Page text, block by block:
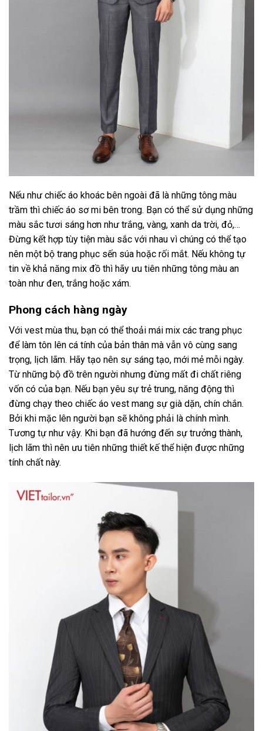
Nếu như chiếc áo khoác bên ngoài đã là những tông màu
trầm thì chiếc áo sơ mi bên trong. Bạn có thể sử dụng những
màu sắc tươi sáng hơn như trắng, vàng, xanh da trời, đỏ,…
Đừng kết hợp tùy tiện màu sắc với nhau vì chúng có thể tạo
nên một bộ trang phục sến súa hoặc rối mắt. Nếu không tự
tin về khả năng mix đồ thì hãy ưu tiên những tông màu an
toàn như đen, trắng hoặc xám.
Phong cách hàng ngày
Với vest mùa thu, bạn có thể thoải mái mix các trang phục
để làm tôn lên cá tính của bản thân mà vẫn vô cùng sang
trọng, lịch lãm. Hãy tạo nên sự sáng tạo, mới mẻ mỗi ngày.
Từ những bộ đồ trên người nhưng đừng mất đi chất riêng
vốn có của bạn. Nếu bạn yêu sự trẻ trung, năng động thì
đừng chạy theo chiếc áo vest mang sự già dặn, chín chắn.
Bởi khi mặc lên người bạn sẽ không phải là chính mình.
Tương tự như vậy. Khi bạn đã hướng đến sự trưởng thành,
lịch lãm thì nên ưu tiên những thiết kế thể hiện được những
tính chất này.